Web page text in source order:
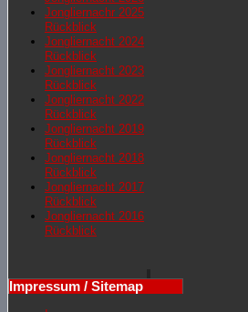
Jongliernachr 2025
Rückblick
Jongliernacht 2024
Rückblick
Jongliernacht 2023
Rückblick
Jongliernacht 2022
Rückblick
Jongliernacht 2019
Rückblick
Jongliernacht 2018
Rückblick
Jongliernacht 2017
Rückblick
Jongliernacht 2016
Rückblick
Impressum / Sitemap